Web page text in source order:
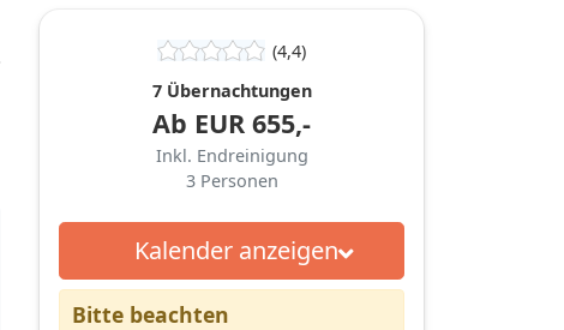
(4,4)
7 Übernachtungen
Ab EUR 655,-
Inkl. Endreinigung
3 Personen
Kalender anzeigen
Bitte beachten